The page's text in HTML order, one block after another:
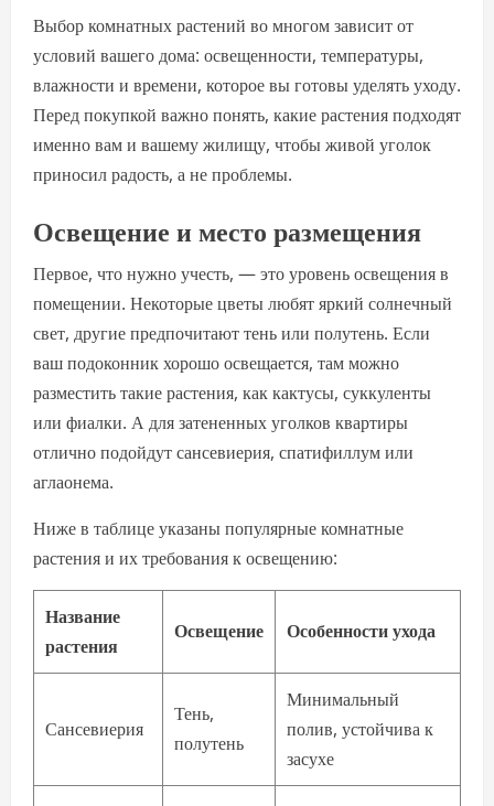
Выбор комнатных растений во многом зависит от
условий вашего дома: освещенности, температуры,
влажности и времени, которое вы готовы уделять уходу.
Перед покупкой важно понять, какие растения подходят
именно вам и вашему жилищу, чтобы живой уголок
приносил радость, а не проблемы.
Освещение и место размещения
Первое, что нужно учесть, — это уровень освещения в
помещении. Некоторые цветы любят яркий солнечный
свет, другие предпочитают тень или полутень. Если
ваш подоконник хорошо освещается, там можно
разместить такие растения, как кактусы, суккуленты
или фиалки. А для затененных уголков квартиры
отлично подойдут сансевиерия, спатифиллум или
аглаонема.
Ниже в таблице указаны популярные комнатные
растения и их требования к освещению:
Название
растения
Освещение Особенности ухода
Сансевиерия
Тень,
полутень
Минимальный
полив, устойчива к
засухе